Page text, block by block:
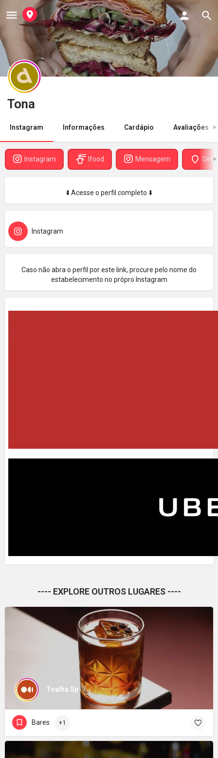
Tona
Instagram Informações Cardápio Avaliações
Instagram Ifood Mensagem
⬇️ Acesse o perfil completo ⬇️
Instagram
Caso não abra o perfil por este link, procure pelo nome do
estabelecimento no própro Instagram
---- EXPLORE OUTROS LUGARES ----
Toalha Sp
Bares +1